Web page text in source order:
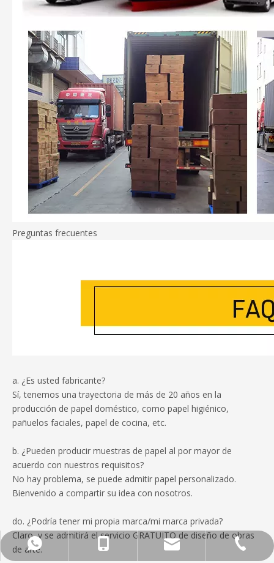
Preguntas frecuentes
a. ¿Es usted fabricante?
Sí, tenemos una trayectoria de más de 20 años en la
producción de papel doméstico, como papel higiénico,
pañuelos faciales, papel de cocina, etc.
b. ¿Pueden producir muestras de papel al por mayor de
acuerdo con nuestros requisitos?
No hay problema, se puede admitir papel personalizado.
Bienvenido a compartir su idea con nosotros.
do. ¿Podría tener mi propia marca/mi marca privada?
Claro, y se admitirá el servicio GRATUITO de diseño de obras
de arte.